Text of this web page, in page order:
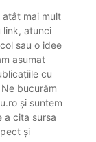
mai mult
link, atunci
sau o idee
asumat
cu
bucurăm
și suntem
a cita sursa
și